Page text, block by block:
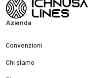
Azienda
Convenzioni
Chi siamo